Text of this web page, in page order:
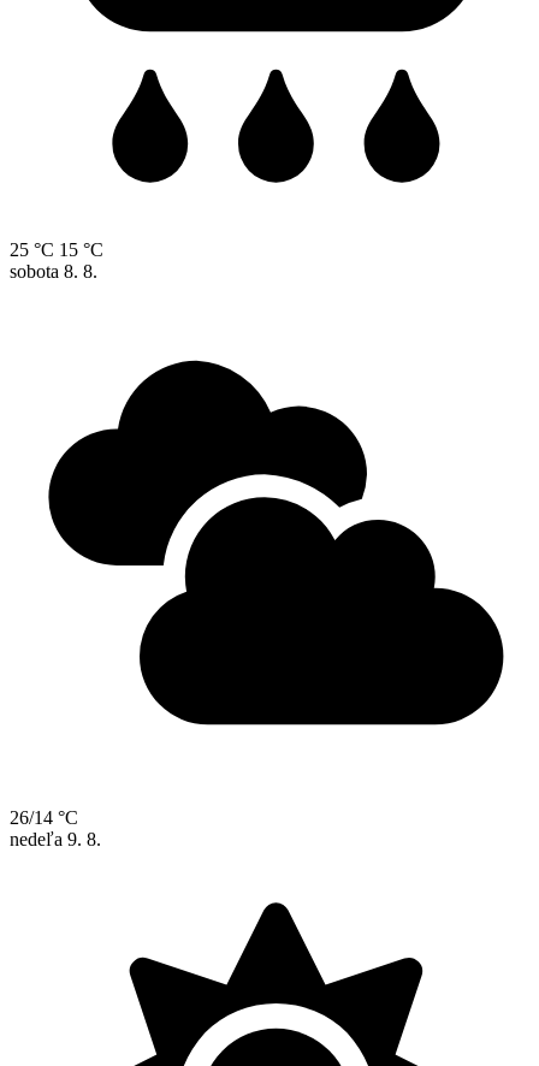
25 °C 15 °C
sobota 8. 8.
26/14 °C
nedeľa 9. 8.